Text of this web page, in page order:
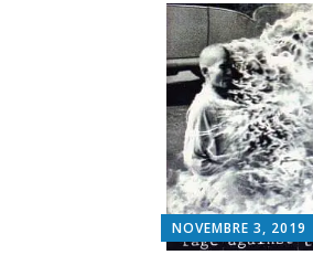
NOVEMBRE 3, 2019